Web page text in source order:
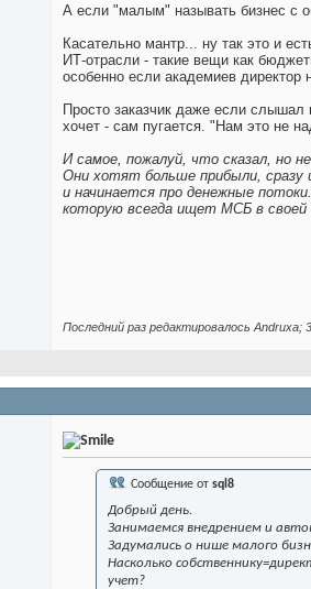
А если "малым" называть бизнес с
Касательно мантр... ну так это и
ИТ-отрасли - такие вещи как
особенно если академиев
Просто заказчик даже если слышал
хочет - сам пугается. "Нам это не
И самое, пожалуй, что сказал, но
Они хотят больше прибыли,
и начинается про денежные
которую всегда ищет МСБ в своей
Последний раз редактировалось Andruxa;
Сообщение от sql8
Добрый день.
Занимаемся внедрением и
Задумались о нише малого
Насколько
учет?